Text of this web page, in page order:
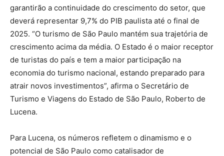
garantirão a continuidade do crescimento do setor, que
deverá representar 9,7% do PIB paulista até o final de
2025. “O turismo de São Paulo mantém sua trajetória de
crescimento acima da média. O Estado é o maior receptor
de turistas do país e tem a maior participação na
economia do turismo nacional, estando preparado para
atrair novos investimentos”, afirma o Secretário de
Turismo e Viagens do Estado de São Paulo, Roberto de
Lucena.
Para Lucena, os números refletem o dinamismo e o
potencial de São Paulo como catalisador de